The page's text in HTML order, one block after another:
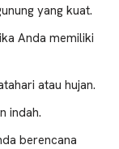
yang kuat.
Anda memiliki
atau hujan.
indah.
berencana